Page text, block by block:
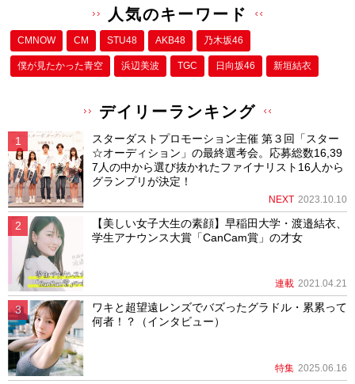
人気のキーワード
CMNOW CM STU48 AKB48 乃木坂46
僕が⾒たかった⻘空 浜辺美波 TGC 日向坂46 新垣結衣
デイリーランキング
スターダストプロモーション主催 第３回「スター
☆オーディション」の最終選考会。応募総数16,39
7人の中から選び抜かれたファイナリスト16人から
グランプリが決定！
NEXT 2023.10.10
【美しい女子大生の素顔】早稲田大学・渡邉結衣、
学生アナウンス大賞「CanCam賞」の才女
連載 2021.04.21
ワキと超望遠レンズでバズったグラドル・累累って
何者！？（インタビュー）
特集 2025.06.16